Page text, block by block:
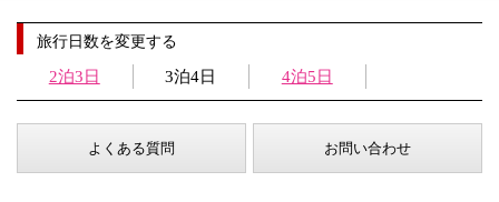
旅行日数を変更する
2泊3日 3泊4日 4泊5日
よくある質問 お問い合わせ